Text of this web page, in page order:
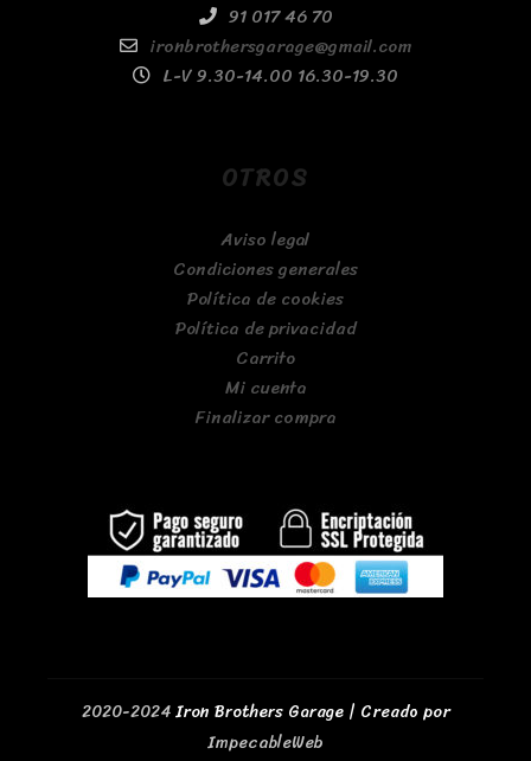
91 017 46 70
ironbrothersgarage@gmail.com
L-V 9.30-14.00 16.30-19.30
OTROS
Aviso legal
Condiciones generales
Política de cookies
Política de privacidad
Carrito
Mi cuenta
Finalizar compra
2020-2024Iron Brothers Garage | Creado por
ImpecableWeb